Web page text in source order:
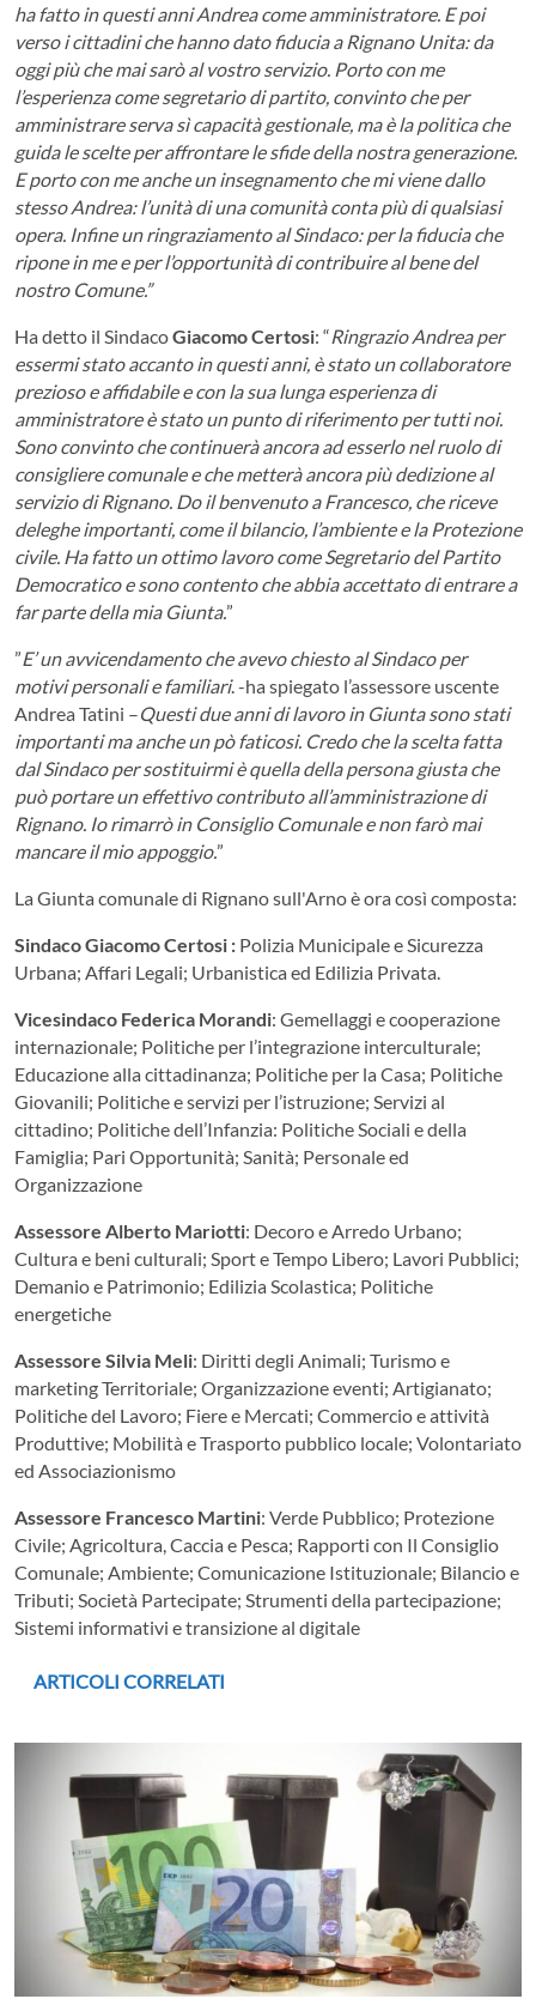
ha fatto in questi anni Andrea come amministratore. E poi
verso i cittadini che hanno dato fiducia a Rignano Unita: da
oggi più che mai sarò al vostro servizio. Porto con me
l’esperienza come segretario di partito, convinto che per
amministrare serva sì capacità gestionale, ma è la politica che
guida le scelte per affrontare le sfide della nostra generazione.
E porto con me anche un insegnamento che mi viene dallo
stesso Andrea: l’unità di una comunità conta più di qualsiasi
opera. Infine un ringraziamento al Sindaco: per la fiducia che
ripone in me e per l’opportunità di contribuire al bene del
nostro Comune.”
Ha detto il SindacoGiacomo Certosi: “Ringrazio Andrea per
essermi stato accanto in questi anni, è stato un collaboratore
prezioso e affidabile e con la sua lunga esperienza di
amministratore è stato un punto di riferimento per tutti noi.
Sono convinto che continuerà ancora ad esserlo nel ruolo di
consigliere comunale e che metterà ancora più dedizione al
servizio di Rignano. Do il benvenuto a Francesco, che riceve
deleghe importanti, come il bilancio, l’ambiente e la Protezione
civile. Ha fatto un ottimo lavoro come Segretario del Partito
Democratico e sono contento che abbia accettato di entrare a
far parte della mia Giunta.”
”E’ un avvicendamento che avevo chiesto al Sindaco per
motivi personali e familiari. -ha spiegato l’assessore uscente
Andrea Tatini –Questi due anni di lavoro in Giunta sono stati
importanti ma anche un pò faticosi. Credo che la scelta fatta
dal Sindaco per sostituirmi è quella della persona giusta che
può portare un effettivo contributo all’amministrazione di
Rignano. Io rimarrò in Consiglio Comunale e non farò mai
mancare il mio appoggio.”
La Giunta comunale di Rignano sull'Arno è ora così composta:
Sindaco Giacomo Certosi : Polizia Municipale e Sicurezza
Urbana; Affari Legali; Urbanistica ed Edilizia Privata.
Vicesindaco Federica Morandi: Gemellaggi e cooperazione
internazionale; Politiche per l’integrazione interculturale;
Educazione alla cittadinanza; Politiche per la Casa; Politiche
Giovanili; Politiche e servizi per l’istruzione; Servizi al
cittadino; Politiche dell’Infanzia: Politiche Sociali e della
Famiglia; Pari Opportunità; Sanità; Personale ed
Organizzazione
Assessore Alberto Mariotti: Decoro e Arredo Urbano;
Cultura e beni culturali; Sport e Tempo Libero; Lavori Pubblici;
Demanio e Patrimonio; Edilizia Scolastica; Politiche
energetiche
Assessore Silvia Meli: Diritti degli Animali; Turismo e
marketing Territoriale; Organizzazione eventi; Artigianato;
Politiche del Lavoro; Fiere e Mercati; Commercio e attività
Produttive; Mobilità e Trasporto pubblico locale; Volontariato
ed Associazionismo
Assessore Francesco Martini: Verde Pubblico; Protezione
Civile; Agricoltura, Caccia e Pesca; Rapporti con Il Consiglio
Comunale; Ambiente; Comunicazione Istituzionale; Bilancio e
Tributi; Società Partecipate; Strumenti della partecipazione;
Sistemi informativi e transizione al digitale
ARTICOLI CORRELATI